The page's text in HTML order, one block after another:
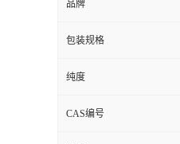
品牌
包装规格
纯度
CAS编号